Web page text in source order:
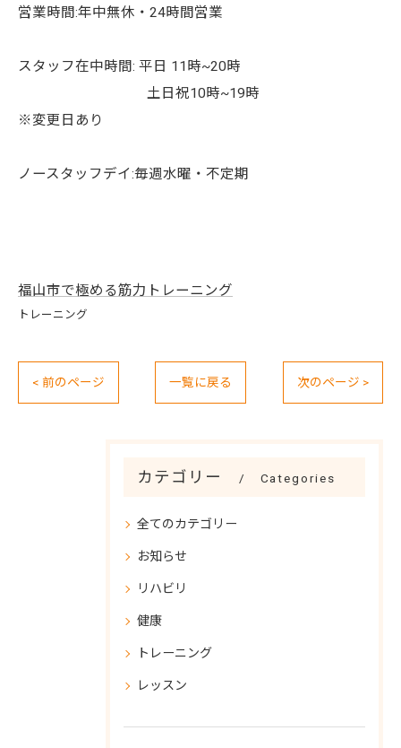
営業時間:年中無休・24時間営業
スタッフ在中時間: 平日 11時~20時
土日祝10時~19時
※変更日あり
ノースタッフデイ:毎週水曜・不定期
福山市で極める筋力トレーニング
トレーニング
< 前のページ 一覧に戻る 次のページ >
カテゴリー Categories
全てのカテゴリー
お知らせ
リハビリ
健康
トレーニング
レッスン